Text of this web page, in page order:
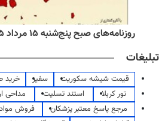
روزنامه‌های صبح پنج‌شنبه ۱۵ مرداد ۱۴۰۵
تبلیغات
قیمت شیشه سکوریت سفیر خرید
تور کربلا
استند تسلیت مداحی
مرجع پاسخ معتبر پزشکان
فروش